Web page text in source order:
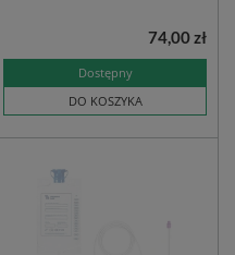
Dostępny
DO KOSZYKA
74,00 zł